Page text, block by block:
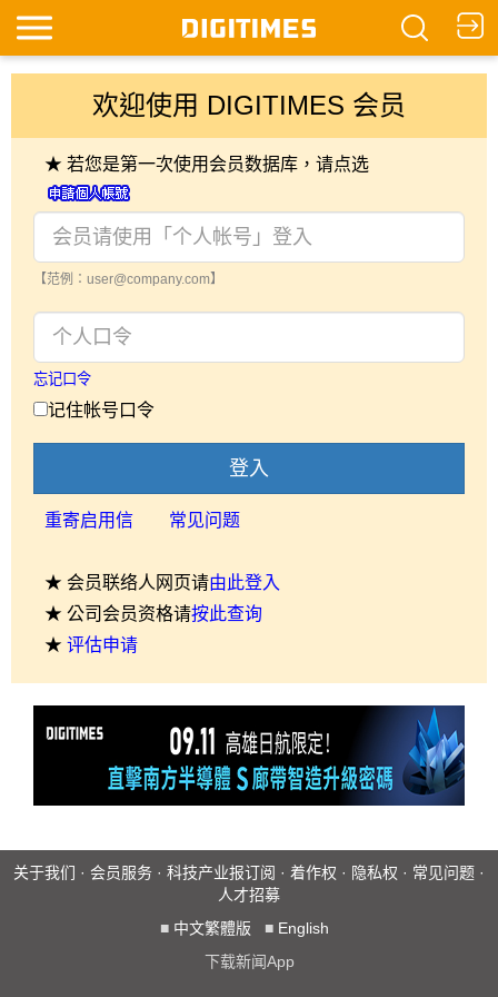
欢迎使用 DIGITIMES 会员
★ 若您是第一次使用会员数据库，请点选
【范例：user@company.com】
忘记口令
记住帐号口令
登入
重寄启用信 常见问题
★ 会员联络人网页请由此登入
★ 公司会员资格请按此查询
★ 评估申请
关于我们 · 会员服务 · 科技产业报订阅 · 着作权 · 隐私权 · 常见问题 ·
人才招募
■ 中文繁體版 ■ English
下载新闻App